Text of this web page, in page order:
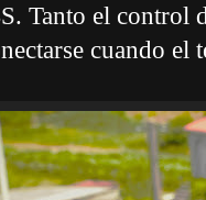
Tanto el control
cuando